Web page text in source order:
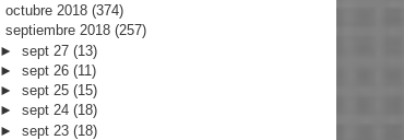
octubre 2018 (374)
septiembre 2018 (257)
►sept 27(13)
►sept 26(11)
►sept 25(15)
►sept 24(18)
►sept 23(18)